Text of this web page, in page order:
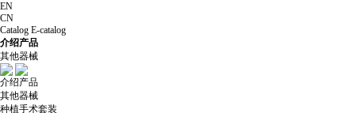
EN
CN
Catalog E-catalog
介绍产品
其他器械
介绍产品
其他器械
种植手术套装